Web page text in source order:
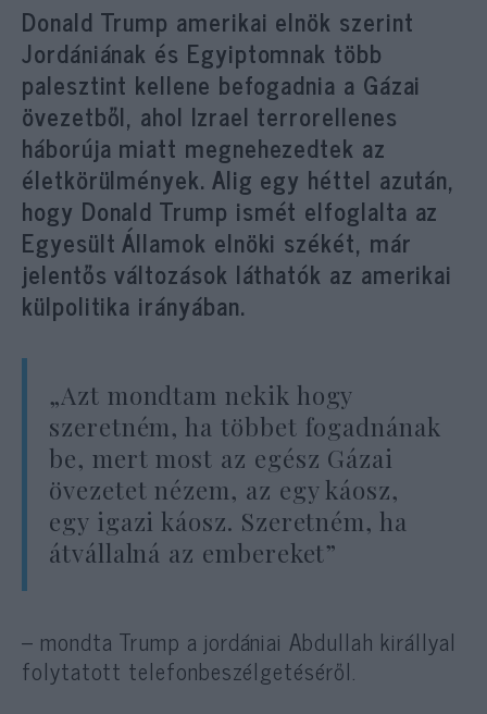
Donald Trump amerikai elnök szerint
Jordániának és Egyiptomnak több
palesztint kellene befogadnia a Gázai
övezetből, ahol Izrael terrorellenes
háborúja miatt megnehezedtek az
életkörülmények. Alig egy héttel azután,
hogy Donald Trump ismét elfoglalta az
Egyesült Államok elnöki székét, már
jelentős változások láthatók az amerikai
külpolitika irányában.
„Azt mondtam nekik hogy
szeretném, ha többet fogadnának
be, mert most az egész Gázai
övezetet nézem, az egy káosz,
egy igazi káosz. Szeretném, ha
átvállalná az embereket”
– mondta Trump a jordániai Abdullah királlyal
folytatott telefonbeszélgetéséről.